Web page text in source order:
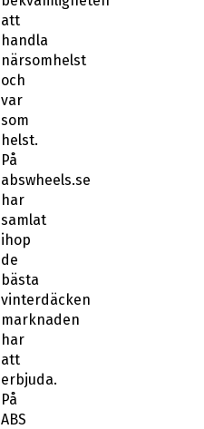
att
handla
närsomhelst
och
var
som
helst.
På
abswheels.se
har
samlat
ihop
de
bästa
vinterdäcken
marknaden
har
att
erbjuda.
På
ABS